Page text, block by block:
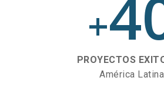
+
PROYECTOS
América Latina